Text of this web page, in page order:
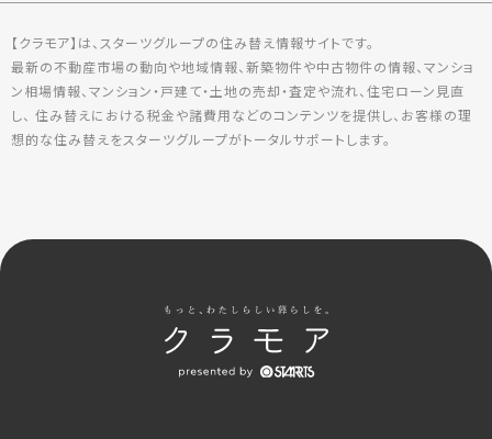
【クラモア】は、スターツグループの住み替え情報サイトです。
最新の不動産市場の動向や地域情報、新築物件や中古物件の情報、マンショ
ン相場情報、マンション・戸建て・土地の売却・査定や流れ、住宅ローン見直
し、 住み替えにおける税金や諸費用などのコンテンツを提供し、お客様の理
想的な住み替えをスターツグループがトータルサポートします。